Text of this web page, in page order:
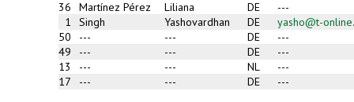
36
Martínez Pérez Liliana DE
---
1
Singh Yashovardhan DE
yasho@t-
50
--- --- DE
---
49
--- --- DE
---
13
--- --- NL
---
17
--- --- DE ---